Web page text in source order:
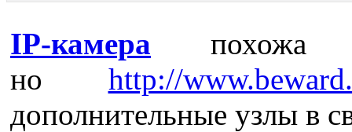
IP-камера похожа
но http://
дополнительные узлы в